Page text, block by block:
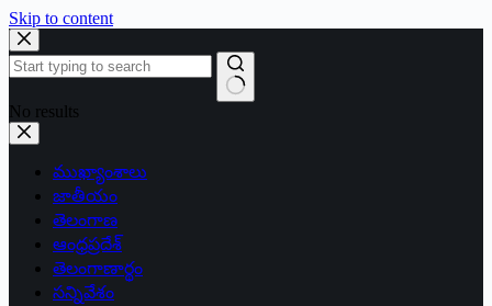
Skip to content
No results
ముఖ్యాంశాలు
జాతీయం
తెలంగాణ
ఆంధ్రప్రదేశ్
తెలంగాణార్థం
సన్నివేశం